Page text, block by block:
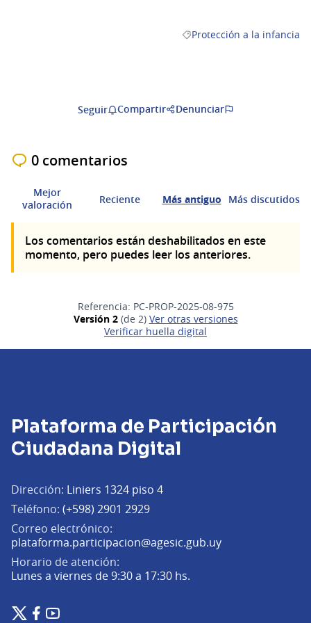
Resultados al filtrar por la
Protección a la infancia
Seguir Compartir Denunciar
0 comentarios
Mejor
valoración
Reciente Más antiguo Más discutidos
Los comentarios están deshabilitados en este
momento, pero puedes leer los anteriores.
Referencia: PC-PROP-2025-08-975
Versión 2(de 2)
ver otras versiones
Verificar huella digital
Plataforma de Participación
Ciudadana Digital
Dirección: Liniers 1324 piso 4
Teléfono: (+598) 2901 2929
Correo electrónico:
plataforma.participacion@agesic.gub.uy(Abrir en una
Horario de atención:
Lunes a viernes de 9:30 a 17:30 hs.
Plataforma de Participación Ciudadana Digital en X
Plataforma de Participación Ciudadana Digital en Facebook
Plataforma de Participación Ciudadana Digital en